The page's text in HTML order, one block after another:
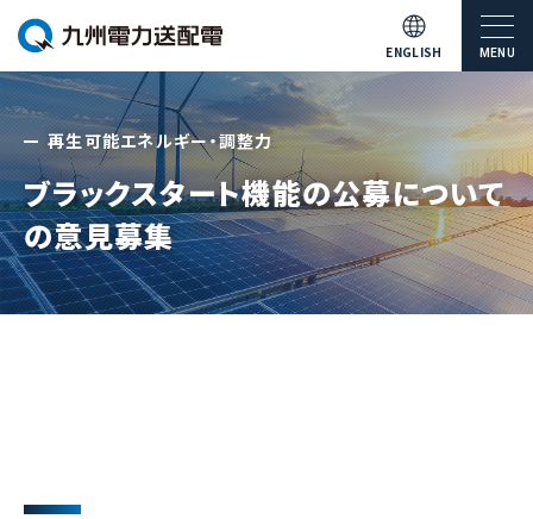
ENGLISH MENU
再生可能エネルギー・調整力
ブラックスタート機能の公募について
の意見募集